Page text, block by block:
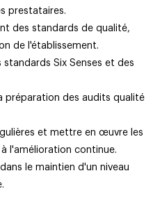
prestataires.
des standards de qualité,
de l'établissement.
Six Senses et des
préparation des audits qualité
et mettre en œuvre les
l'amélioration continue.
le maintien d'un niveau